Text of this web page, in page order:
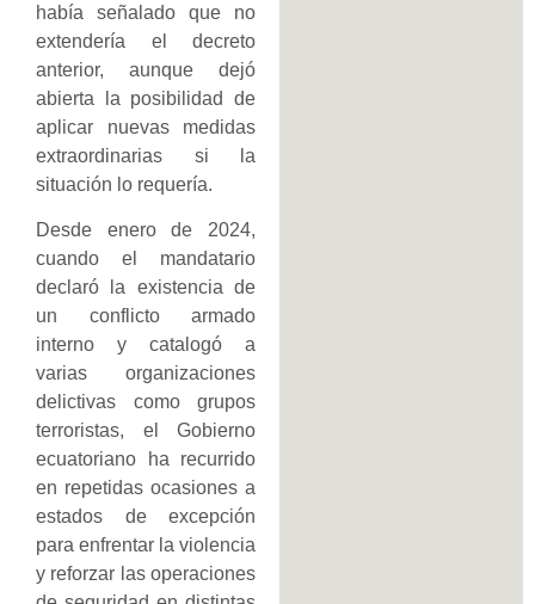
había señalado que no
extendería el decreto
anterior, aunque dejó
abierta la posibilidad de
aplicar nuevas medidas
extraordinarias si la
situación lo requería.
Desde enero de 2024,
cuando el mandatario
declaró la existencia de
un conflicto armado
interno y catalogó a
varias organizaciones
delictivas como grupos
terroristas, el Gobierno
ecuatoriano ha recurrido
en repetidas ocasiones a
estados de excepción
para enfrentar la violencia
y reforzar las operaciones